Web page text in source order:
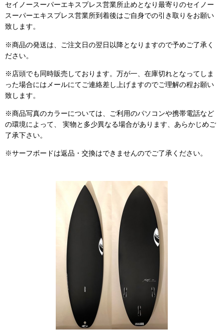
セイノースーパーエキスプレス営業所止めとなり最寄りのセイノー
スーパーエキスプレス営業所到着後はご自身での引き取りをお願い
致します。
※商品の発送は、ご注文日の翌日以降となりますので予めご了承く
ださい。
※店頭でも同時販売しております。万が一、在庫切れとなってしま
った場合にはメールにてご連絡差し上げますのでご理解の程お願い
致します。
※商品写真のカラーについては、ご利用のパソコンや携帯電話など
の環境によって、 実物と多少異なる場合があります、あらかじめご
了承下さい。
※サーフボードは返品・交換はできませんのでご了承ください。